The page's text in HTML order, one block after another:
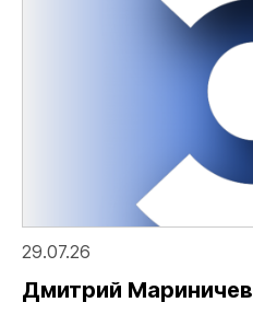
29.07.26
Дмитрий